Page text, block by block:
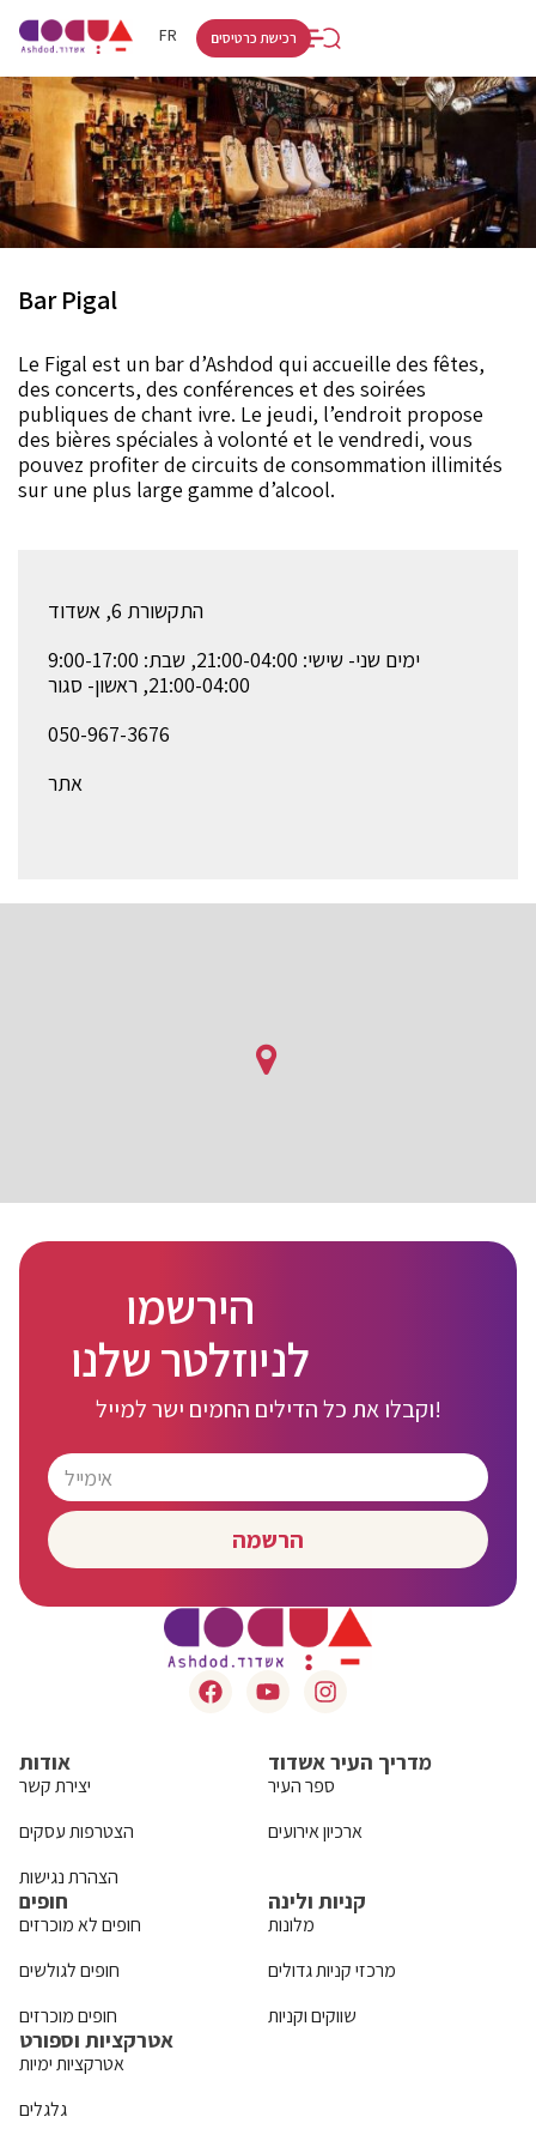
FR
HE
רכישת כרטיסים
Bar Pigal
Le Figal est un bar d’Ashdod qui accueille des fêtes,
des concerts, des conférences et des soirées
publiques de chant ivre. Le jeudi, l’endroit propose
des bières spéciales à volonté et le vendredi, vous
pouvez profiter de circuits de consommation illimités
sur une plus large gamme d’alcool.
התקשורת 6, אשדוד‏
ימים שני- שישי: 21:00-04:00, שבת: 9:00-17:00
21:00-04:00, ראשון- סגור
050-967-3676
אתר
הירשמו
לניוזלטר שלנו
וקבלו את כל הדילים החמים ישר למייל!
הרשמה
אודות
יצירת קשר
הצטרפות עסקים
הצהרת נגישות
מדריך העיר אשדוד
ספר העיר
ארכיון אירועים
חופים
חופים לא מוכרזים
חופים לגולשים
חופים מוכרזים
קניות ולינה
מלונות
מרכזי קניות גדולים
שווקים וקניות
אטרקציות וספורט
אטרקציות ימיות
גלגלים